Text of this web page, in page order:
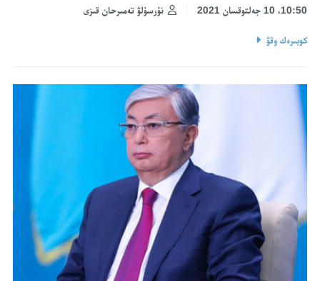
نۇرسۇلۋ تەمىرحان قىزى 10:50، 10 جەلتوقسان 2021
كوبىرەك وقۋ